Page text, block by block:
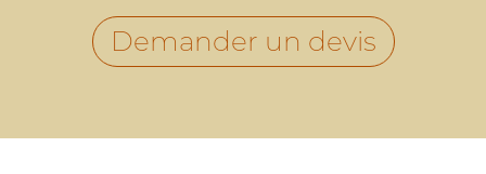
Demander un devis